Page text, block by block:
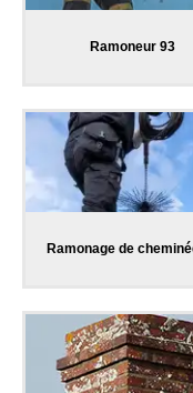
Ramoneur 93
Ramonage de